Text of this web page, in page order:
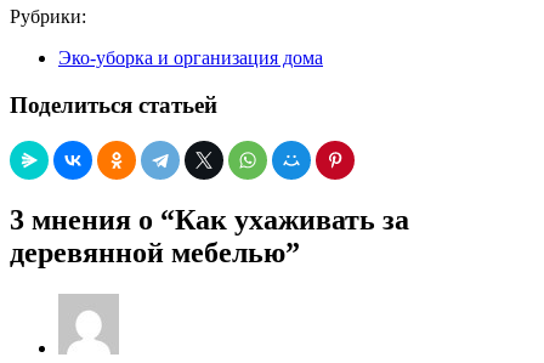
Рубрики:
Эко-уборка и организация дома
Поделиться статьей
3 мнения о “Как ухаживать за
деревянной мебелью”